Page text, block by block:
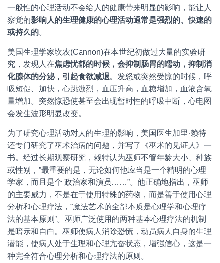
一般性的心理活动不会给人的健康带来明显的影响，能让人
察觉的影响人的生理健康的心理活动通常是强烈的、快速的
或持久的。
美国生理学家坎农(Cannon)在本世纪初做过大量的实验研
究，发现人在焦虑忧郁的时候，会抑制肠胃的蠕动，抑制消
化腺体的分泌，引起食欲减退。发怒或突然受惊的时候，呼
吸短促、加快，心跳激烈，血压升高，血糖增加，血液含氧
量增加。突然惊恐使甚至会出现暂时性的呼吸中断，心电图
会发生波形明显改变。
为了研究心理活动对人的生理的影响，美国医生加里·赖特
还专门研究了巫术治病的问题，并写了《巫术的见证人》一
书。经过长期观察研究，赖特认为巫师不管年龄大小、种族
或性别，”最重要的是，无论如何他应当是一个精明的心理
学家，而且是个 政治家和演员……”。他正确地指出，巫师
的主要威力，不是在于使用特殊的药物，而是善于使用心理
分析和心理疗法，”魔法艺术的全部本质是心理学和心理疗
法的基本原则”。巫师广泛使用的两种基本心理疗法的机制
是暗示和自白。巫师使病人消除恐慌，动员病人自身的生理
潜能，使病人处于生理和心理亢奋状态，增强信心，这是一
种完全符合心理分析和心理疗法的原则。